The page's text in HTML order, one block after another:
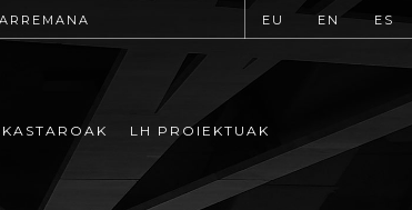
EU EN ES
LH PROIEKTUAK